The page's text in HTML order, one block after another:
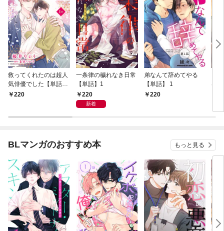
救ってくれたのは超人
気俳優でした【単話】
1 220
一条律の穢れなき日常
【単話】1
220
新着
弟なんて辞めてやる
【単話】 1
220
は
BLマンガのおすすめ本 もっと見る